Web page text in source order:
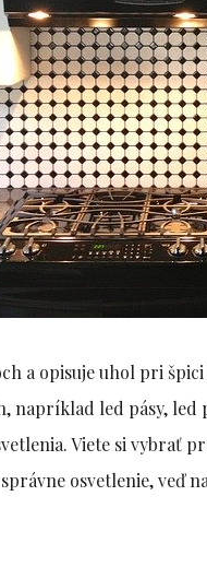
a opisuje uhol pri
napríklad led pásy, led
Viete si vybrať
osvetlenie, veď